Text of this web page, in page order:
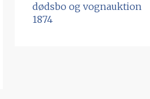
dødsbo og vognauktion
1874